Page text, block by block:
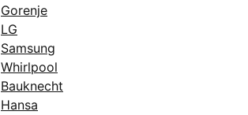
Gorenje
LG
Samsung
Whirlpool
Bauknecht
Hansa